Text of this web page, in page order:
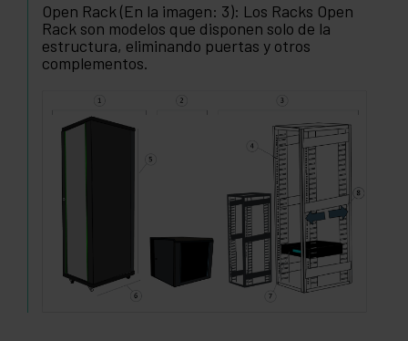
Open Rack (En la imagen: 3): Los Racks Open
Rack son modelos que disponen solo de la
estructura, eliminando puertas y otros
complementos.